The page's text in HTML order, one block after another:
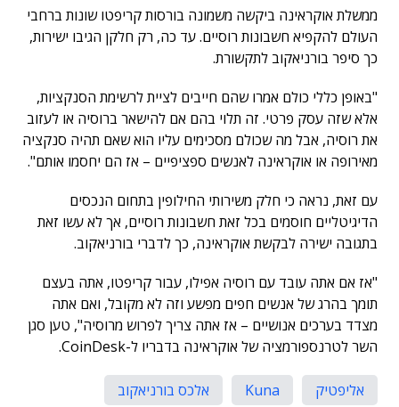
ממשלת אוקראינה ביקשה משמונה בורסות קריפטו שונות ברחבי
העולם להקפיא חשבונות רוסיים. עד כה, רק חלקן הגיבו ישירות,
כך סיפר בורניאקוב לתקשורת.
"באופן כללי כולם אמרו שהם חייבים לציית לרשימת הסנקציות,
אלא שזה עסק פרטי. זה תלוי בהם אם להישאר ברוסיה או לעזוב
את רוסיה, אבל מה שכולם מסכימים עליו הוא שאם תהיה סנקציה
מאירופה או אוקראינה לאנשים ספציפיים – אז הם יחסמו אותם".
עם זאת, נראה כי חלק משירותי החילופין בתחום הנכסים
הדיגיטליים חוסמים בכל זאת חשבונות רוסיים, אך לא עשו זאת
בתגובה ישירה לבקשת אוקראינה, כך לדברי בורניאקוב.
"אז אם אתה עובד עם רוסיה אפילו, עבור קריפטו, אתה בעצם
תומך בהרג של אנשים חפים מפשע וזה לא מקובל, ואם אתה
מצדד בערכים אנושיים – אז אתה צריך לפרוש מרוסיה", טען סגן
השר לטרנספורמציה של אוקראינה בדבריו ל-CoinDesk.
אליפטיק Kuna
אלכס בורניאקוב